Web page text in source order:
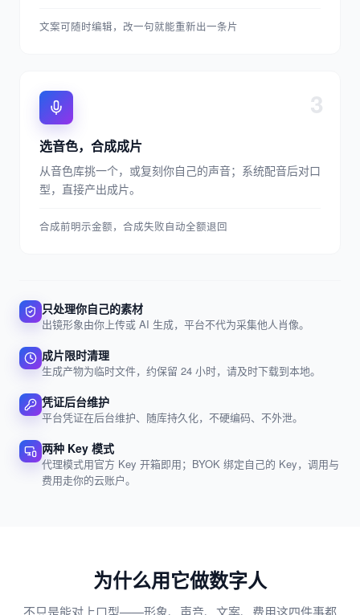
文案可随时编辑，改一句就能重新出一条片
3
选音色，合成成片
从音色库挑一个，或复刻你自己的声音；系统配音后对口
型，直接产出成片。
合成前明示金额，合成失败自动全额退回
只处理你自己的素材
出镜形象由你上传或 AI 生成，平台不代为采集他人肖像。
成片限时清理
生成产物为临时文件，约保留 24 小时，请及时下载到本地。
凭证后台维护
平台凭证在后台维护、随库持久化，不硬编码、不外泄。
两种 Key 模式
代理模式用官方 Key 开箱即用；BYOK 绑定自己的 Key，调用与
费用走你的云账户。
为什么用它做数字人